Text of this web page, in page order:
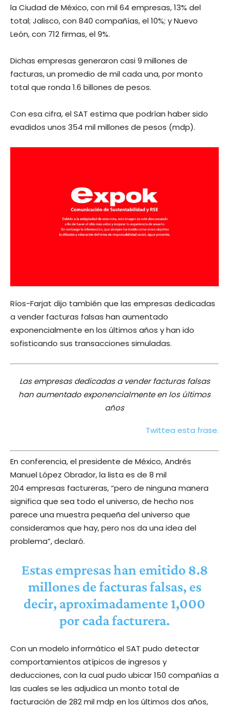
la Ciudad de México, con mil 64 empresas, 13% del
total; Jalisco, con 840 compañías, el 10%; y Nuevo
León, con 712 firmas, el 9%.
Dichas empresas generaron casi 9 millones de
facturas, un promedio de mil cada una, por monto
total que ronda 1.6 billones de pesos.
Con esa cifra, el SAT estima que podrían haber sido
evadidos unos 354 mil millones de pesos (mdp).
Ríos-Farjat dijo también que las empresas dedicadas
a vender facturas falsas han aumentado
exponencialmente en los últimos años y han ido
sofisticando sus transacciones simuladas.
Las empresas dedicadas a vender facturas falsas
han aumentado exponencialmente en los últimos
años
Twittea esta frase.
En conferencia, el presidente de México, Andrés
Manuel López Obrador, la lista es de 8 mil
204 empresas factureras, “pero de ninguna manera
significa que sea todo el universo, de hecho nos
parece una muestra pequeña del universo que
consideramos que hay, pero nos da una idea del
problema”, declaró.
Estas empresas han emitido 8.8
millones de facturas falsas, es
decir, aproximadamente 1,000
por cada facturera.
Con un modelo informático el SAT pudo detectar
comportamientos atípicos de ingresos y
deducciones, con la cual pudo ubicar 150 compañías a
las cuales se les adjudica un monto total de
facturación de 282 mil mdp en los últimos dos años,